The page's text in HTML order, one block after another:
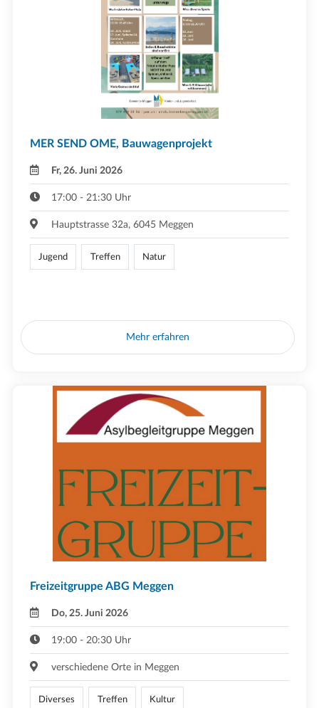
MER SEND OME, Bauwagenprojekt
Fr, 26. Juni 2026
17:00 - 21:30 Uhr
Hauptstrasse 32a, 6045 Meggen
Jugend Treffen Natur
Mehr erfahren
Freizeitgruppe ABG Meggen
Do, 25. Juni 2026
19:00 - 20:30 Uhr
verschiedene Orte in Meggen
Diverses Treffen Kultur